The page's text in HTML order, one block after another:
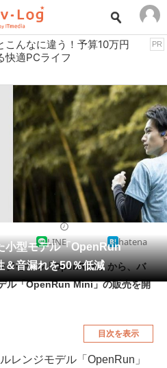
アウトドア用品
おもちゃ・ホビー
キッチン家電
ゲーム
スイーツ・お菓子
スマホ・携帯電話
家電
本・DVD・CD
車・バイク
こんなに違う！予算10万円
快適PCライフ
PR
小型モデル「OpenRun
音漏れを50％低減
LINE hatena
ジモデル「OpenRun」から、バ
ル「OpenRun Mini」の販売を開
目次を表示
レンジモデル「OpenRun」